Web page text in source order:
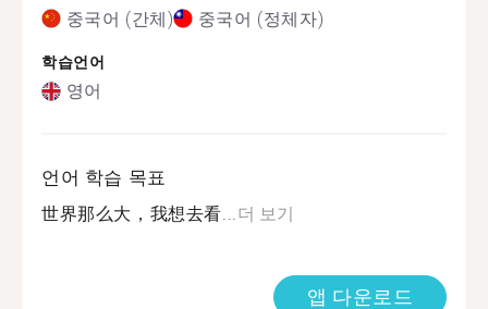
중국어 (간체) 중국어 (정체자)
학습언어
영어
언어 학습 목표
世界那么大，我想去看...더 보기
앱 다운로드